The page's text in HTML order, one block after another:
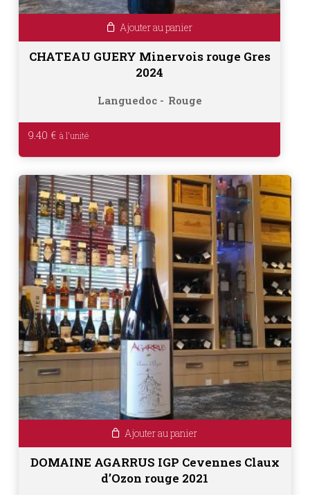
Ajouter au panier
CHATEAU GUERY Minervois rouge Gres
2024
Languedoc Rouge
9.40 €
Ajouter au panier
DOMAINE AGARRUS IGP Cevennes Claux
d’Ozon rouge 2021